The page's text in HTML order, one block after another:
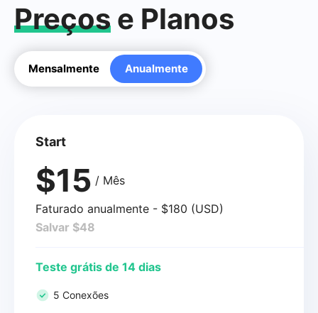
Preços e Planos
Mensalmente Anualmente
Start
$15 / Mês
Faturado anualmente - $180 (USD)
Salvar $48
Teste grátis de 14 dias
5 Conexões